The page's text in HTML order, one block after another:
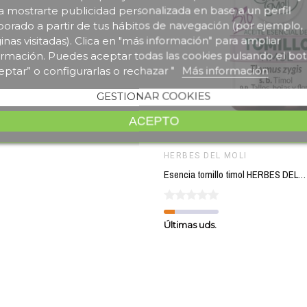
mostrarte publicidad personalizada en base a un perfil
a partir de tus hábitos de navegación (por ejemplo,
visitadas). Clica en "más información" para ampliar
Puedes aceptar todas las cookies pulsando el
o configurarlas o rechazar "
Más información
GESTIONAR COOKIES
ACEPTO
HERBES DEL MOLI
Esencia tomillo timol HERBES DEL MOLI 10 cl ECO
Últimas uds.